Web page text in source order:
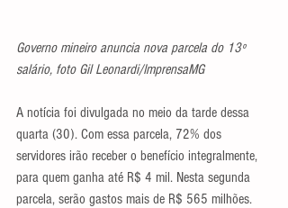
Governo mineiro anuncia nova parcela do 13º
salário, foto Gil Leonardi/ImprensaMG
A notícia foi divulgada no meio da tarde dessa
quarta (30). Com essa parcela, 72% dos
servidores irão receber o benefício integralmente,
para quem ganha até R$ 4 mil. Nesta segunda
parcela, serão gastos mais de R$ 565 milhões.